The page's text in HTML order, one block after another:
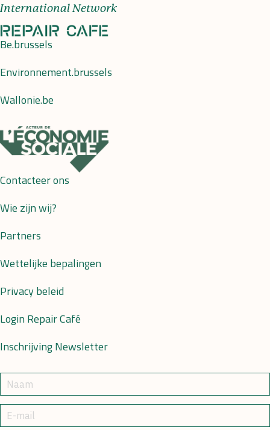
International Network
Be.brussels
Environnement.brussels
Wallonie.be
Contacteer ons
Wie zijn wij?
Partners
Wettelijke bepalingen
Privacy beleid
Login Repair Café
Inschrijving Newsletter